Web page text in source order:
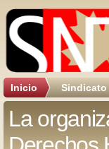
Inicio Sindicato
La